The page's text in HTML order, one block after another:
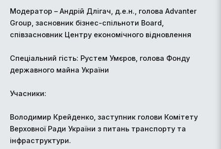
Модератор – Андрій Длігач, д.е.н., голова Advanter
Group, засновник бізнес-спільноти Board,
співзасновник Центру економічного відновлення
Спеціальний гість: Рустем Умєров, голова Фонду
державного майна України
Учасники:
Володимир Крейденко, заступник голови Комітету
Верховної Ради України з питань транспорту та
інфраструктури.